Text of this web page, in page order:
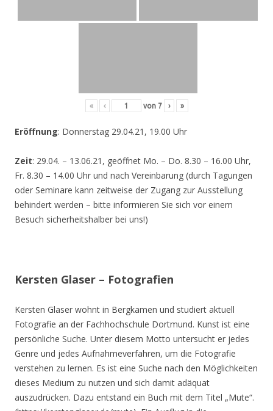
« ‹ von 7 › »
Eröffnung: Donnerstag 29.04.21, 19.00 Uhr
Zeit: 29.04. – 13.06.21, geöffnet Mo. – Do. 8.30 – 16.00 Uhr,
Fr. 8.30 – 14.00 Uhr und nach Vereinbarung (durch Tagungen
oder Seminare kann zeitweise der Zugang zur Ausstellung
behindert werden – bitte informieren Sie sich vor einem
Besuch sicherheitshalber bei uns!)
Kersten Glaser – Fotografien
Kersten Glaser wohnt in Bergkamen und studiert aktuell
Fotografie an der Fachhochschule Dortmund. Kunst ist eine
persönliche Suche. Unter diesem Motto untersucht er jedes
Genre und jedes Aufnahmeverfahren, um die Fotografie
verstehen zu lernen. Es ist eine Suche nach den Möglichkeiten
dieses Medium zu nutzen und sich damit adäquat
auszudrücken. Dazu entstand ein Buch mit dem Titel „Mute“.